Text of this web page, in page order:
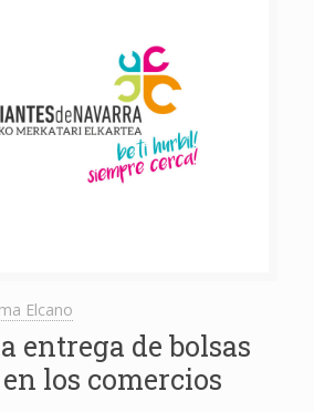
Elcano
entrega de bolsas
los comercios